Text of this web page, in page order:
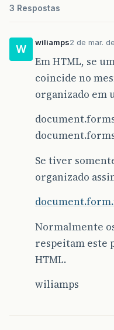
3 Respostas
W
wiliamps2 de mar.
Em HTML, se
coincide no
organizado em
Se tiver
organizado
Normalmente
respeitam este
HTML.
wiliamps